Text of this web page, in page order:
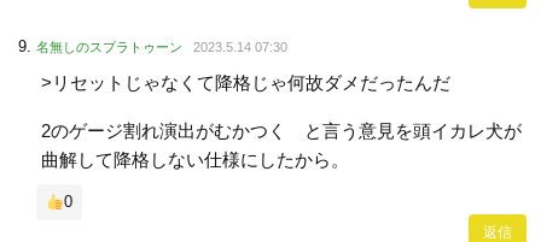
名無しのスプラトゥーン 2023.5.14 07:30
>リセットじゃなくて降格じゃ何故ダメだったんだ
2のゲージ割れ演出がむかつく と言う意見を頭イカレ犬が
曲解して降格しない仕様にしたから。
0
返信